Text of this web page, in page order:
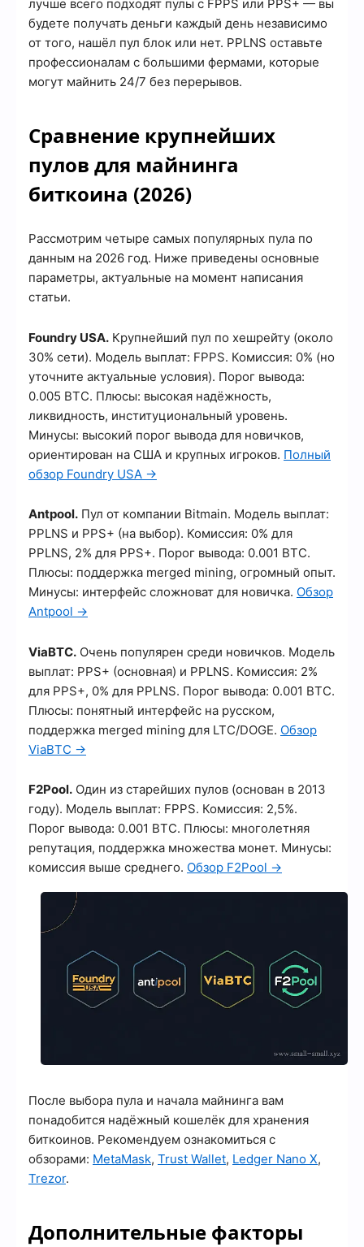
лучше всего подходят пулы с FPPS или PPS+ — вы
будете получать деньги каждый день независимо
от того, нашёл пул блок или нет. PPLNS оставьте
профессионалам с большими фермами, которые
могут майнить 24/7 без перерывов.
Сравнение крупнейших
пулов для майнинга
биткоина (2026)
Рассмотрим четыре самых популярных пула по
данным на 2026 год. Ниже приведены основные
параметры, актуальные на момент написания
статьи.
Foundry USA. Крупнейший пул по хешрейту (около
30% сети). Модель выплат: FPPS. Комиссия: 0% (но
уточните актуальные условия). Порог вывода:
0.005 BTC. Плюсы: высокая надёжность,
ликвидность, институциональный уровень.
Минусы: высокий порог вывода для новичков,
ориентирован на США и крупных игроков. Полный
обзор Foundry USA →
Antpool. Пул от компании Bitmain. Модель выплат:
PPLNS и PPS+ (на выбор). Комиссия: 0% для
PPLNS, 2% для PPS+. Порог вывода: 0.001 BTC.
Плюсы: поддержка merged mining, огромный опыт.
Минусы: интерфейс сложноват для новичка. Обзор
Antpool →
ViaBTC. Очень популярен среди новичков. Модель
выплат: PPS+ (основная) и PPLNS. Комиссия: 2%
для PPS+, 0% для PPLNS. Порог вывода: 0.001 BTC.
Плюсы: понятный интерфейс на русском,
поддержка merged mining для LTC/DOGE. Обзор
ViaBTC →
F2Pool. Один из старейших пулов (основан в 2013
году). Модель выплат: FPPS. Комиссия: 2,5%.
Порог вывода: 0.001 BTC. Плюсы: многолетняя
репутация, поддержка множества монет. Минусы:
комиссия выше среднего. Обзор F2Pool →
После выбора пула и начала майнинга вам
понадобится надёжный кошелёк для хранения
биткоинов. Рекомендуем ознакомиться с
обзорами: MetaMask, Trust Wallet, Ledger Nano X,
Trezor.
Дополнительные факторы